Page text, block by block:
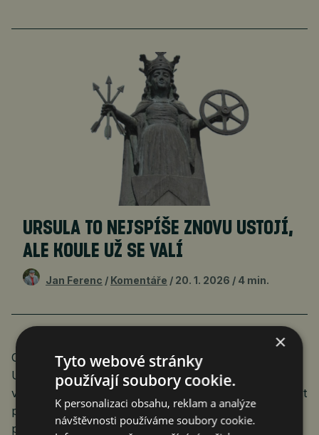
URSULA TO NEJSPÍŠE ZNOVU USTOJÍ,
ALE KOULE UŽ SE VALÍ
Jan Ferenc Komentáře 20. 1. 2026 4 min.
Co se v Davosu nepodařilo, bylo sjednání míru mezi
Ukrajinou a zbytkem světa. Dokumenty k ukončení
války na Ukrajině jsou takřka hotové a Rusko musí být
připraveno tuto válku ukončit, prohlásil ukrajinský
prezident Volodymyr Zelenskyj poté, co zhruba
×
Tyto webové stránky
používají soubory cookie.
K personalizaci obsahu, reklam a analýze
návštěvnosti používáme soubory cookie.